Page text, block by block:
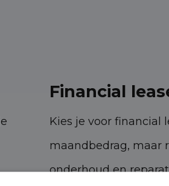
Financial
Kies je voor financial
maandbedrag, maar
onderhoud en